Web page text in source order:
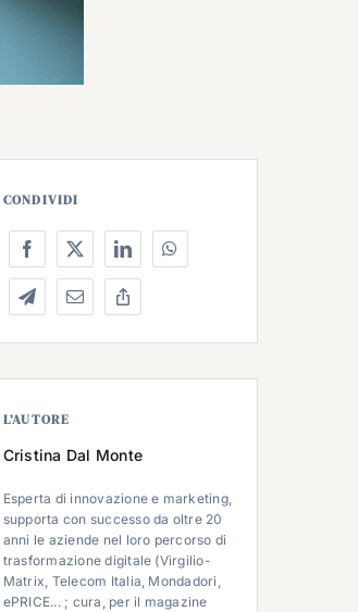
CONDIVIDI
L’AUTORE
Cristina Dal Monte
Esperta di innovazione e marketing,
supporta con successo da oltre 20
anni le aziende nel loro percorso di
trasformazione digitale (Virgilio-
Matrix, Telecom Italia, Mondadori,
ePRICE... ; cura, per il magazine